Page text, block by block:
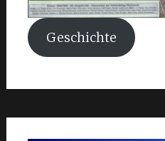
Geschichte